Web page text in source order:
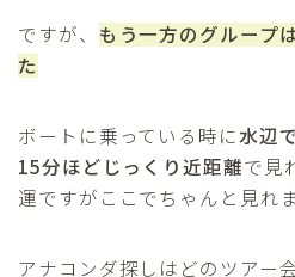
ですが、 もう一方のグループ
た
ボートに乗っている時に水辺
15分ほどじっくり近距離で見
運ですがここでちゃんと見れ
アナコンダ探しはどのツアー